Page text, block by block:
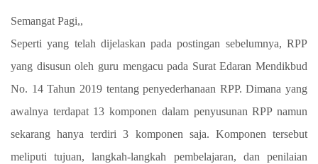
Semangat Pagi,,
Seperti yang telah dijelaskan pada postingan sebelumnya, RPP
yang disusun oleh guru mengacu pada Surat Edaran Mendikbud
No. 14 Tahun 2019 tentang penyederhanaan RPP. Dimana yang
awalnya terdapat 13 komponen dalam penyusunan RPP namun
sekarang hanya terdiri 3 komponen saja. Komponen tersebut
meliputi tujuan, langkah-langkah pembelajaran, dan penilaian